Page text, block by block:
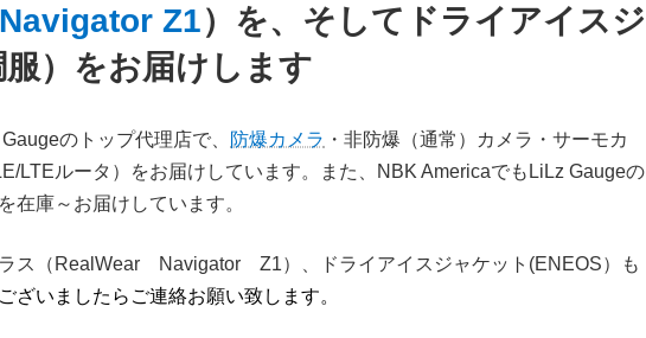
Z1）を、そしてドライアイスジ
）をお届けします
のトップ代理店で、 防爆カメラ ・非防爆（通常）カメラ・サーモカ
LTEルータ）をお届けしています。また、NBK AmericaでもLiLz Gaugeの
在庫～お届けしています。
ス（RealWear Navigator Z1）、ドライアイスジャケット(ENEOS）も
ざいましたらご連絡お願い致します。